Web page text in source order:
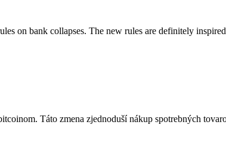
on bank collapses. The new rules are definitely
Táto zmena zjednoduší nákup spotrebných